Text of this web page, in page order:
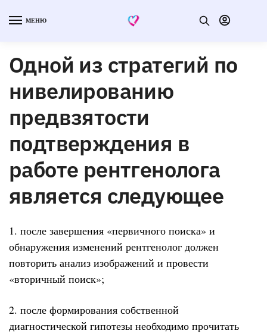
МЕНЮ
Одной из стратегий по
нивелированию
предвзятости
подтверждения в
работе рентгенолога
является следующее
1. после завершения «первичного поиска» и
обнаружения изменений рентгенолог должен
повторить анализ изображений и провести
«вторичный поиск»;
2. после формирования собственной
диагностической гипотезы необходимо прочитать